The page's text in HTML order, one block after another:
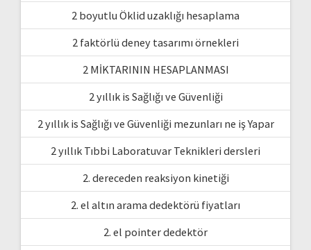
2 boyutlu Öklid uzaklığı hesaplama
2 faktörlü deney tasarımı örnekleri
2 MİKTARININ HESAPLANMASI
2 yıllık is Sağlığı ve Güvenliği
2 yıllık is Sağlığı ve Güvenliği mezunları ne iş Yapar
2 yıllık Tıbbi Laboratuvar Teknikleri dersleri
2. dereceden reaksiyon kinetiği
2. el altın arama dedektörü fiyatları
2. el pointer dedektör